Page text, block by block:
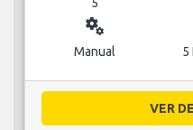
miscellaneous_services
Manual 5
VER